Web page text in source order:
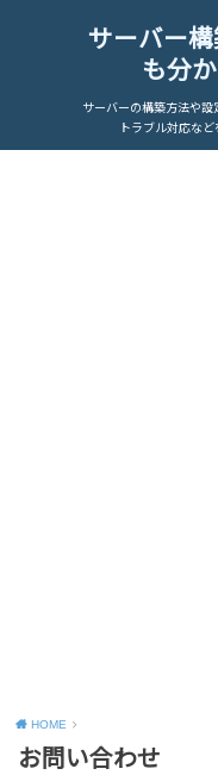
サーバー
も分
サーバーの構築方法や設
トラブル対応な
HOME
お問い合わせ